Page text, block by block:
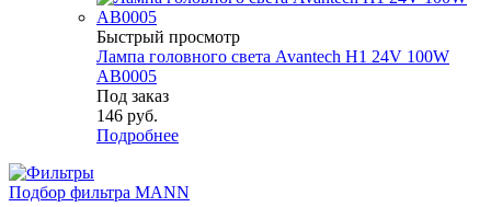
Быстрый просмотр
Лампа головного света Avantech H1 24V 100W
AB0005
Под заказ
146 руб.
Подробнее
Подбор фильтра MANN